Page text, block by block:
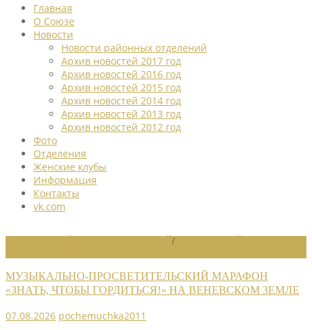
Главная
О Союзе
Новости
Новости районных отделений
Архив новостей 2017 год
Архив новостей 2016 год
Архив новостей 2015 год
Архив новостей 2014 год
Архив новостей 2013 год
Архив новостей 2012 год
Фото
Отделения
Женские клубы
Информация
Контакты
vk.com
/
МУЗЫКАЛЬНО-ПРОСВЕТИТЕЛЬСКИЙ МАРАФОН
«ЗНАТЬ, ЧТОБЫ ГОРДИТЬСЯ!» НА ВЕНЕВСКОМ ЗЕМЛЕ
07.08.2026 pochemuchka2011